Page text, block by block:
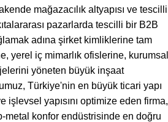
mağazacılık altyapısı ve tescilli
pazarlarda tescilli bir B2B
adına şirket kimliklerine tam
yerel iç mimarlık ofislerine, kurumsal
yöneten büyük inşaat
Türkiye'nin en büyük ticari yapı
yapısını optimize eden firma,
metal konfor endüstrisinde en doğru